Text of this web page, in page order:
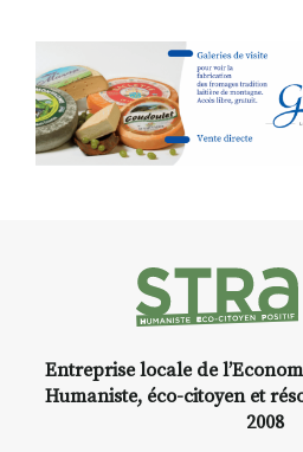
(de
facétie.
d’Auzon,
Entreprise locale de
Humaniste, éco-citoyen et
2008